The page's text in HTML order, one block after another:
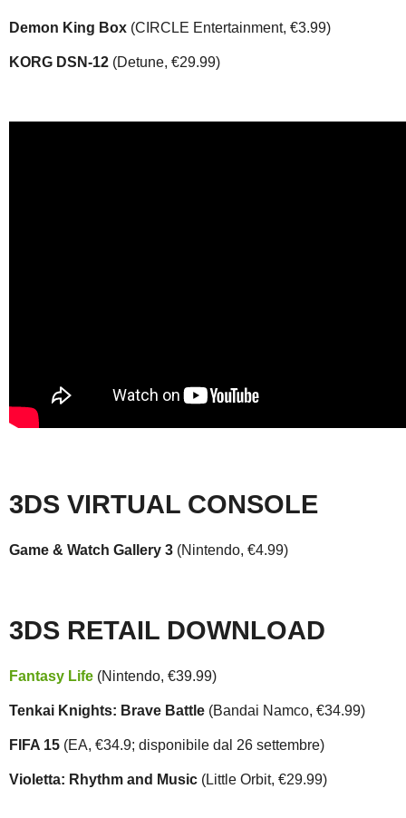
Demon King Box (CIRCLE Entertainment, €3.99)
KORG DSN-12 (Detune, €29.99)
3DS VIRTUAL CONSOLE
Game & Watch Gallery 3 (Nintendo, €4.99)
3DS RETAIL DOWNLOAD
Fantasy Life (Nintendo, €39.99)
Tenkai Knights: Brave Battle (Bandai Namco, €34.99)
FIFA 15 (EA, €34.9; disponibile dal 26 settembre)
Violetta: Rhythm and Music (Little Orbit, €29.99)